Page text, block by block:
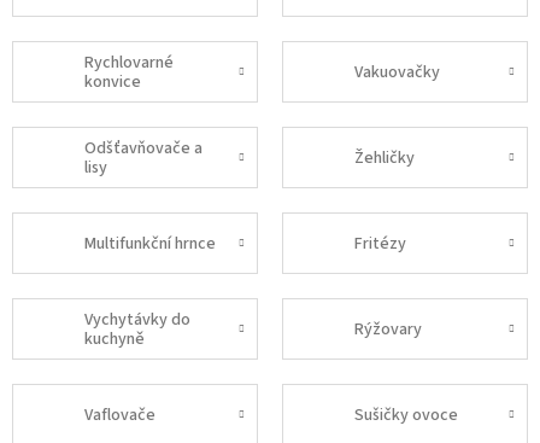
Rychlovarné
konvice
Vakuovačky
Odšťavňovače a
lisy
Žehličky
Multifunkční hrnce Fritézy
Vychytávky do
kuchyně
Rýžovary
Vaflovače Sušičky ovoce